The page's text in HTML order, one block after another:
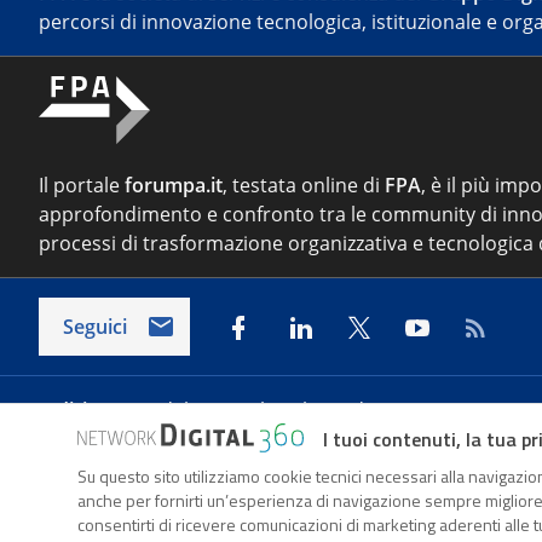
percorsi di innovazione tecnologica, istituzionale e
Il portaleforumpa.it, testata online di FPA, è il più
approfondimento e confronto tra le community di
processi di trasformazione organizzativa e tecnologica
Seguici
Indirizzo:Via del Porto Fluviale 67/d – 00154 Roma
Forumpa.it è una pubblicazione telematica iscritta
FPA s.r.l. è società soggetta a Direzione e
I tuoi contenuti, la tua
Su questo sito utilizziamo cookie tecnici necessari alla
anche per fornirti un’esperienza di navigazione sempre
consentirti di ricevere comunicazioni di marketing aderenti alle